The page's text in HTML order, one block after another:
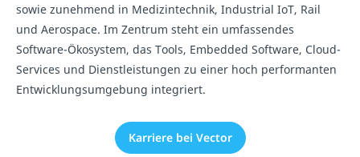
sowie zunehmend in Medizintechnik, Industrial IoT, Rail
und Aerospace. Im Zentrum steht ein umfassendes
Software-Ökosystem, das Tools, Embedded Software, Cloud-
Services und Dienstleistungen zu einer hoch performanten
Entwicklungsumgebung integriert.
Karriere bei Vector